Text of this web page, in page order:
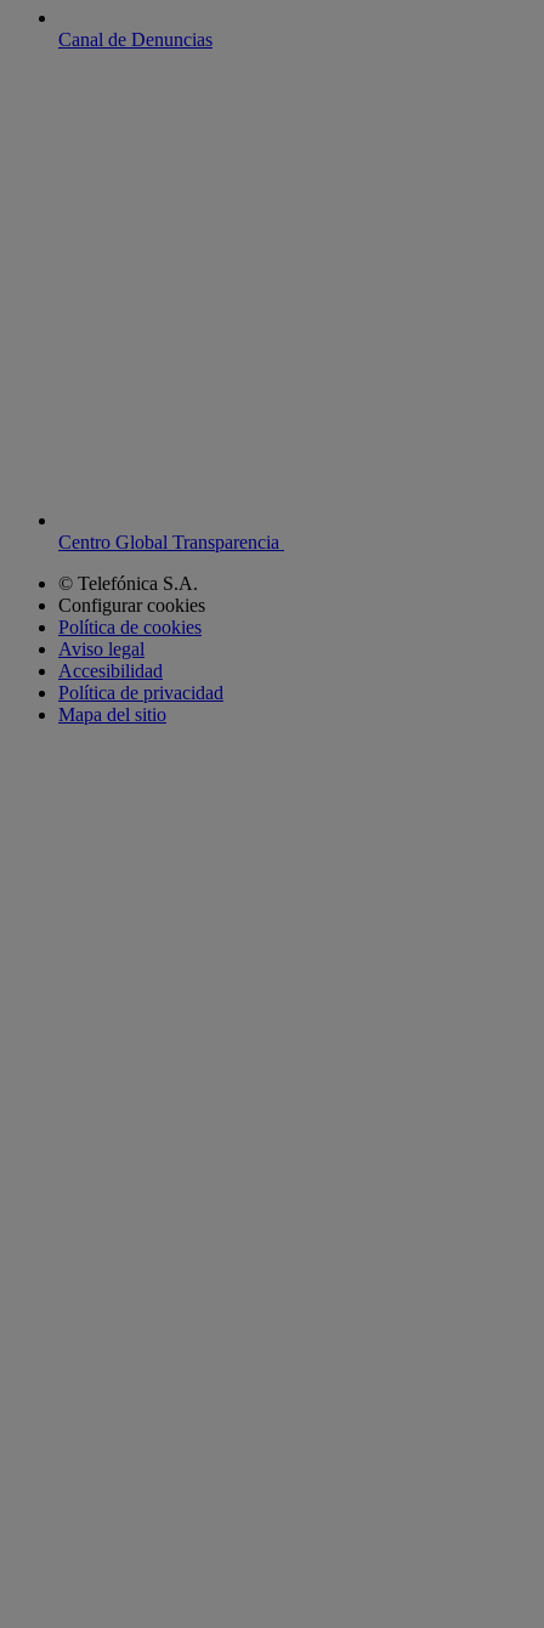
Canal de Denuncias
Centro Global Transparencia
© Telefónica S.A.
Configurar cookies
Política de cookies
Aviso legal
Accesibilidad
Política de privacidad
Mapa del sitio